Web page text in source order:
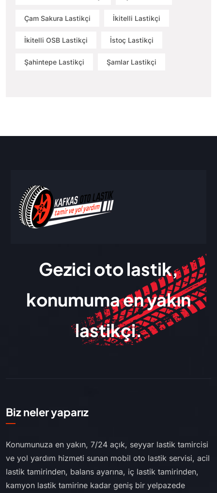
Çam Sakura Lastikçi İkitelli Lastikçi
İkitelli OSB Lastikçi İstoç Lastikçi
Şahintepe Lastikçi Şamlar Lastikçi
Gezici oto lastik,
konumuma en yakın
lastikçi.
Biz neler yaparız
Konumunuza en yakın, 7/24 açık, seyyar lastik tamircisi
ve yol yardım hizmeti sunan mobil oto lastik servisi, acil
lastik tamirinden, balans ayarına, iç lastik tamirinden,
kamyon lastik tamirine kadar geniş bir yelpazede